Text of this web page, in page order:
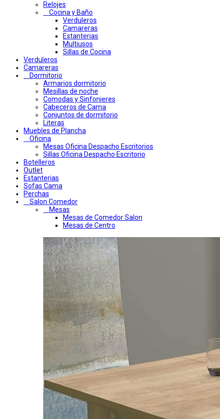
Relojes
Cocina y Baño
Verduleros
Camareras
Estanterias
Multiusos
Sillas de Cocina
Verduleros
Camareras
Dormitorio
Armarios dormitorio
Mesillas de noche
Comodas y Sinfonieres
Cabeceros de Cama
Conjuntos de dormitorio
Literas
Muebles de Plancha
Oficina
Mesas Oficina Despacho Escritorios
Sillas Oficina Despacho Escritorio
Botelleros
Outlet
Estanterias
Sofas Cama
Perchas
Salon Comedor
Mesas
Mesas de Comedor Salon
Mesas de Centro